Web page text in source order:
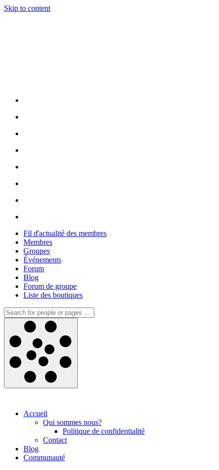
Skip to content
Fil d'actualité des membres
Membres
Groupes
Événements
Forum
Blog
Forum de groupe
Liste des boutiques
Accueil
Qui sommes nous?
Politique de confidentialité
Contact
Blog
Communauté